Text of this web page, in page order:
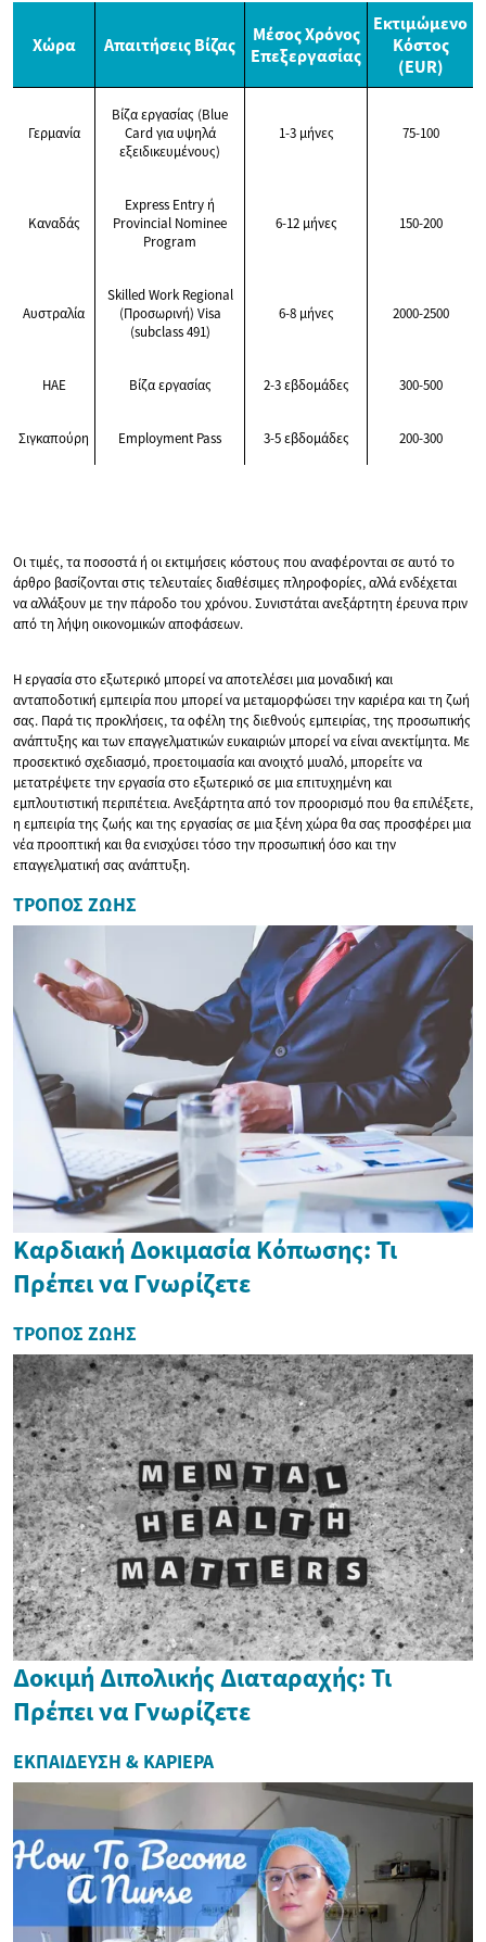
Χώρα Απαιτήσεις Βίζας
Μέσος Χρόνος
Επεξεργασίας
Εκτιμώμενο
Κόστος
(EUR)
Γερμανία
Βίζα εργασίας (Blue
Card για υψηλά
εξειδικευμένους)
1-3 μήνες 75-100
Καναδάς
Express Entry ή
Provincial Nominee
Program
6-12 μήνες 150-200
Αυστραλία
Skilled Work Regional
(Προσωρινή) Visa
(subclass 491)
6-8 μήνες 2000-2500
ΗΑΕ Βίζα εργασίας 2-3 εβδομάδες 300-500
Σιγκαπούρη Employment Pass 3-5 εβδομάδες 200-300
Οι τιμές, τα ποσοστά ή οι εκτιμήσεις κόστους που αναφέρονται σε αυτό το
άρθρο βασίζονται στις τελευταίες διαθέσιμες πληροφορίες, αλλά ενδέχεται
να αλλάξουν με την πάροδο του χρόνου. Συνιστάται ανεξάρτητη έρευνα πριν
από τη λήψη οικονομικών αποφάσεων.
Η εργασία στο εξωτερικό μπορεί να αποτελέσει μια μοναδική και
ανταποδοτική εμπειρία που μπορεί να μεταμορφώσει την καριέρα και τη ζωή
σας. Παρά τις προκλήσεις, τα οφέλη της διεθνούς εμπειρίας, της προσωπικής
ανάπτυξης και των επαγγελματικών ευκαιριών μπορεί να είναι ανεκτίμητα. Με
προσεκτικό σχεδιασμό, προετοιμασία και ανοιχτό μυαλό, μπορείτε να
μετατρέψετε την εργασία στο εξωτερικό σε μια επιτυχημένη και
εμπλουτιστική περιπέτεια. Ανεξάρτητα από τον προορισμό που θα επιλέξετε,
η εμπειρία της ζωής και της εργασίας σε μια ξένη χώρα θα σας προσφέρει μια
νέα προοπτική και θα ενισχύσει τόσο την προσωπική όσο και την
επαγγελματική σας ανάπτυξη.
ΤΡΌΠΟΣ ΖΩΉΣ
Καρδιακή Δοκιμασία Κόπωσης: Τι
Πρέπει να Γνωρίζετε
ΤΡΌΠΟΣ ΖΩΉΣ
Δοκιμή Διπολικής Διαταραχής: Τι
Πρέπει να Γνωρίζετε
ΕΚΠΑΊΔΕΥΣΗ & ΚΑΡΙΈΡΑ